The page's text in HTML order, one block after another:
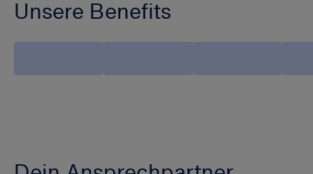
Unsere Benefits